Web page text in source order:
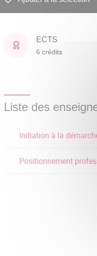
ECTS
6 crédits
Liste des
Initiation à la
Positionnement